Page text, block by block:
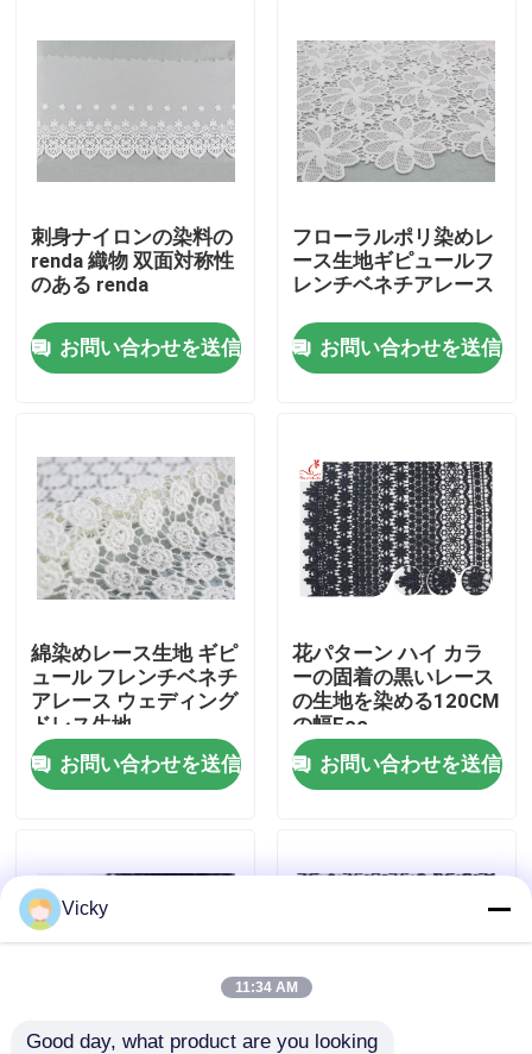
家
私達について
工場旅行
品質管理
私達に連絡しなさい
Exhibition Information
刺繍されたレースのトリム
刺身ナイロンの染料の
renda 織物 双面対称性
のある renda
お問い合わせを送信
フローラルポリ染めレ
ース生地ギピュールフ
レンチベネチアレース
お問い合わせを送信
綿染めレース生地 ギピ
ュール フレンチベネチ
アレース ウェディング
ドレス生地
お問い合わせを送信
花パターン ハイ カラ
ーの固着の黒いレース
の生地を染める120CM
の幅Eco
お問い合わせを送信
Vicky
11:34 AM
Good day, what product are you looking